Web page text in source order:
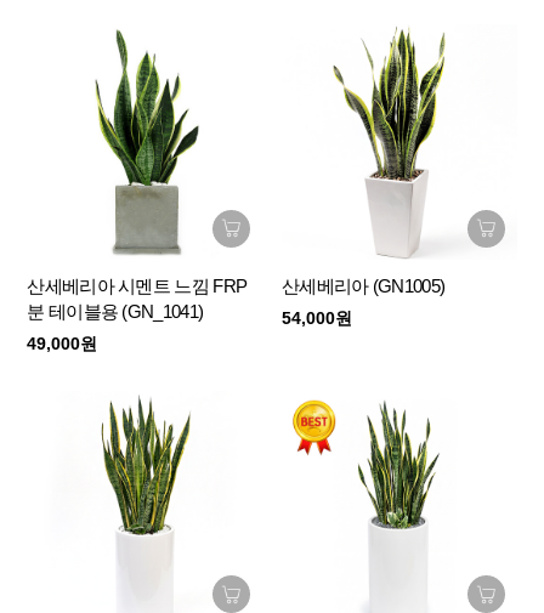
산세베리아 시멘트 느낌 FRP
분 테이블용 (GN_1041)
49,000원
산세베리아 (GN1005)
54,000원